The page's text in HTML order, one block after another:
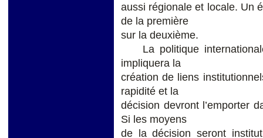
aussi régionale et locale. Un
de la première
sur la deuxième.
La politique
impliquera la
création de liens
rapidité et la
décision devront l’emporter
Si les moyens
de la décision seront